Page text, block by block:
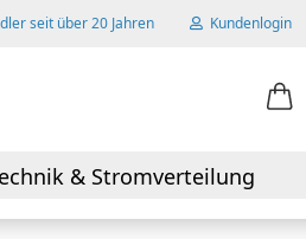
seit über 20 Jahren Kundenlogin
& Stromverteilung